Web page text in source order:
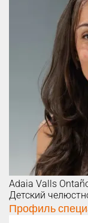
Adaia Valls
Детский
Профиль